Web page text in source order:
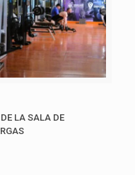
LA SALA DE